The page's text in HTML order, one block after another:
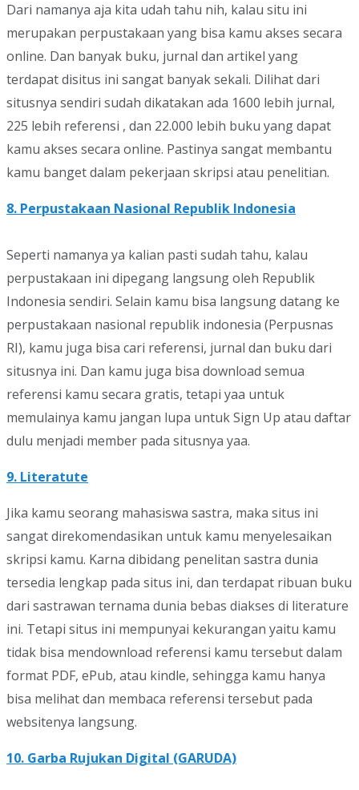
Dari namanya aja kita udah tahu nih, kalau situ ini
merupakan perpustakaan yang bisa kamu akses secara
online. Dan banyak buku, jurnal dan artikel yang
terdapat disitus ini sangat banyak sekali. Dilihat dari
situsnya sendiri sudah dikatakan ada 1600 lebih jurnal,
225 lebih referensi , dan 22.000 lebih buku yang dapat
kamu akses secara online. Pastinya sangat membantu
kamu banget dalam pekerjaan skripsi atau penelitian.
8. Perpustakaan Nasional Republik Indonesia
Seperti namanya ya kalian pasti sudah tahu, kalau
perpustakaan ini dipegang langsung oleh Republik
Indonesia sendiri. Selain kamu bisa langsung datang ke
perpustakaan nasional republik indonesia (Perpusnas
RI), kamu juga bisa cari referensi, jurnal dan buku dari
situsnya ini. Dan kamu juga bisa download semua
referensi kamu secara gratis, tetapi yaa untuk
memulainya kamu jangan lupa untuk Sign Up atau daftar
dulu menjadi member pada situsnya yaa.
9. Literatute
Jika kamu seorang mahasiswa sastra, maka situs ini
sangat direkomendasikan untuk kamu menyelesaikan
skripsi kamu. Karna dibidang penelitan sastra dunia
tersedia lengkap pada situs ini, dan terdapat ribuan buku
dari sastrawan ternama dunia bebas diakses di literature
ini. Tetapi situs ini mempunyai kekurangan yaitu kamu
tidak bisa mendownload referensi kamu tersebut dalam
format PDF, ePub, atau kindle, sehingga kamu hanya
bisa melihat dan membaca referensi tersebut pada
websitenya langsung.
10. Garba Rujukan Digital (GARUDA)